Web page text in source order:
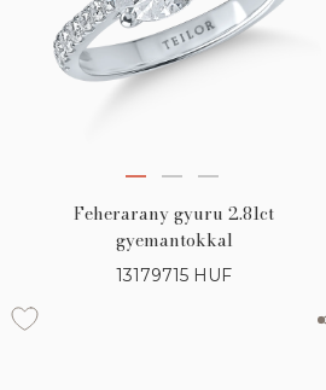
Feherarany gyuru 2.81ct
gyemantokkal
13179715 HUF